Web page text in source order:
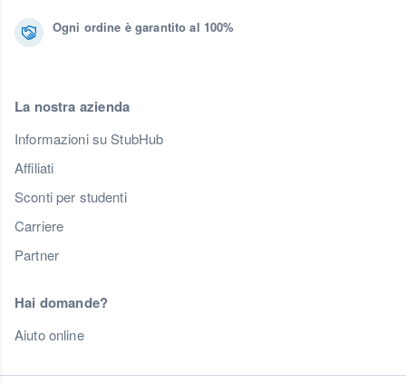
Ogni ordine è garantito al 100%
La nostra azienda
Informazioni su StubHub
Affiliati
Sconti per studenti
Carriere
Partner
Hai domande?
Aiuto online